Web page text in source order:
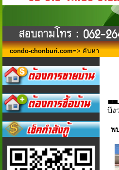
condo-chonburi.com=> ค้นหา
บึง
พ